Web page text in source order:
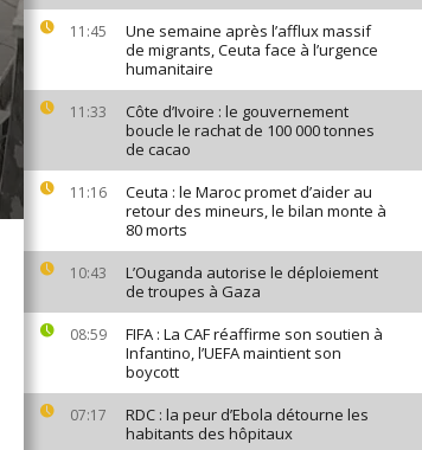
11:45
Une semaine après l’afflux massif
de migrants, Ceuta face à l’urgence
humanitaire
11:33
Côte d’Ivoire : le gouvernement
boucle le rachat de 100 000 tonnes
de cacao
11:16
Ceuta : le Maroc promet d’aider au
retour des mineurs, le bilan monte à
80 morts
10:43
L’Ouganda autorise le déploiement
de troupes à Gaza
08:59
FIFA : La CAF réaffirme son soutien à
Infantino, l’UEFA maintient son
boycott
07:17
RDC : la peur d’Ebola détourne les
habitants des hôpitaux